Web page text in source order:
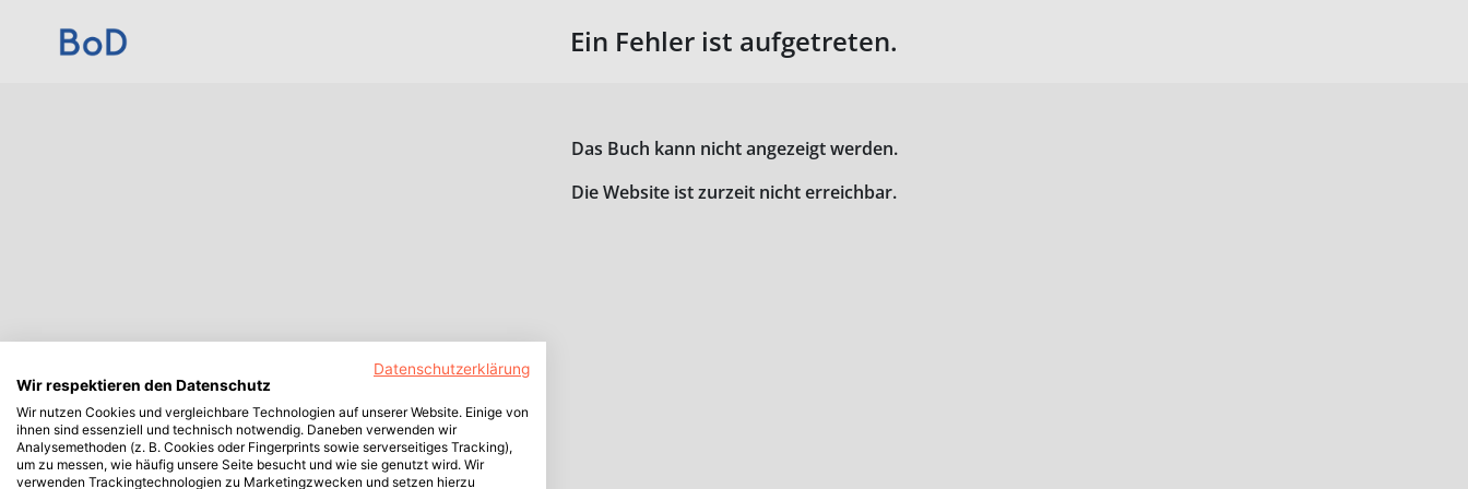
Ein Fehler ist aufgetreten.
Das Buch kann nicht angezeigt werden.
Die Website ist zurzeit nicht erreichbar.
Datenschutzerklärung
Wir respektieren den Datenschutz
Wir nutzen Cookies und vergleichbare Technologien auf unserer Website. Einige von
ihnen sind essenziell und technisch notwendig. Daneben verwenden wir
Analysemethoden (z. B. Cookies oder Fingerprints sowie serverseitiges Tracking),
um zu messen, wie häufig unsere Seite besucht und wie sie genutzt wird. Wir
verwenden Trackingtechnologien zu Marketingzwecken und setzen hierzu